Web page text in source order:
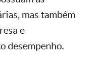
mas também
e
desempenho.